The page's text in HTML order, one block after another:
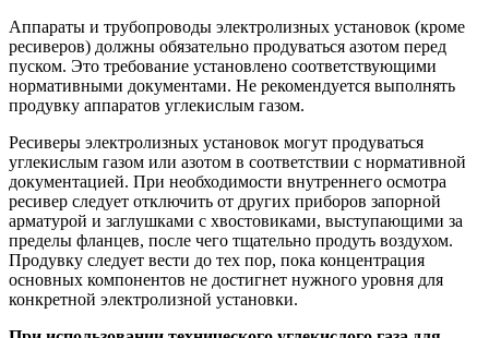
Аппараты и трубопроводы электролизных установок (кроме
ресиверов) должны обязательно продуваться азотом перед
пуском. Это требование установлено соответствующими
нормативными документами. Не рекомендуется выполнять
продувку аппаратов углекислым газом.
Ресиверы электролизных установок могут продуваться
углекислым газом или азотом в соответствии с нормативной
документацией. При необходимости внутреннего осмотра
ресивер следует отключить от других приборов запорной
арматурой и заглушками с хвостовиками, выступающими за
пределы фланцев, после чего тщательно продуть воздухом.
Продувку следует вести до тех пор, пока концентрация
основных компонентов не достигнет нужного уровня для
конкретной электролизной установки.